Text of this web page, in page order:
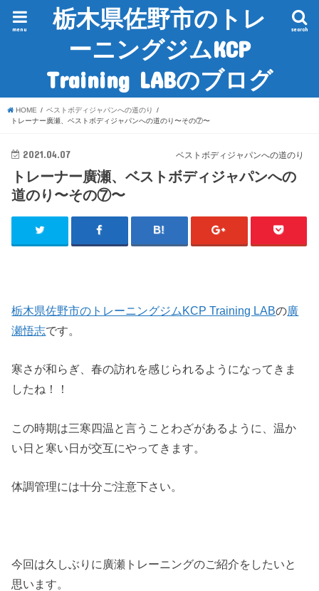
栃木県佐野市のトレ
ーニングジムKCP
Training LABのブログ
search
menu
HOME
ベストボディジャパンへの道のり
トレーナー廣瀬、ベストボディジャパンへの道のり〜その⑦〜
ベストボディジャパンへの道のり
2021.04.07
トレーナー廣瀬、ベストボディジャパンへの
道のり〜その⑦〜
栃木県佐野市のトレーニングジムKCP Training LABの廣
瀬悟志です。
寒さが和らぎ、春の訪れを感じられるようになってきま
したね！！
この時期は三寒四温と言うことわざがあるように、温か
い日と寒い日が交互にやってきます。
体調管理には十分ご注意下さい。
今回は久しぶりに廣瀬トレーニングのご紹介をしたいと
思います。